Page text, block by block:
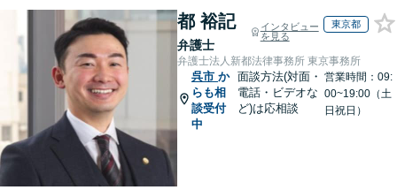
都 裕記
弁護士
インタビュー
を見る
東京都
弁護士法人新都法律事務所 東京事務所
呉市 か
らも相
談受付
中
面談方法(対面・
電話・ビデオな
ど)は応相談
営業時間：09:
00~19:00（土
日祝日）